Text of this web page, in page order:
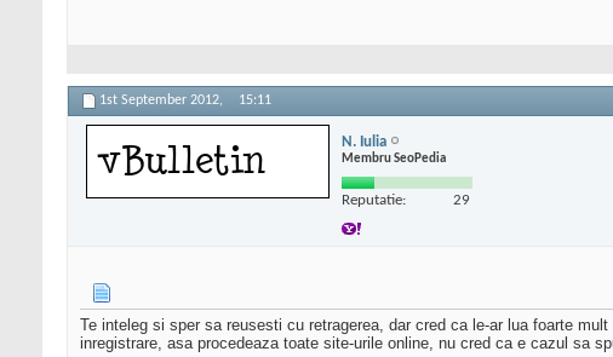
1st September 2012, 15:11
N. Iulia
Membru SeoPedia
Reputatie: 29
Te inteleg si sper sa reusesti cu retragerea, dar cred ca le-ar lua foarte
inregistrare, asa procedeaza toate site-urile online, nu cred ca e cazul sa